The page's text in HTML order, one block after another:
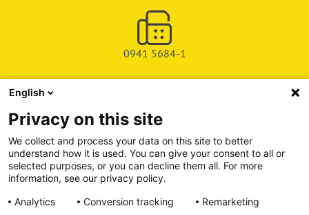
0941 5684-1
SHOP
SERVICE & SUPPORT
DEICHMAN-FUCHS VERLAG
English
Privacy on this site
We collect and process your data on this site to better
understand how it is used. You can give your consent to all or
selected purposes, or you can decline them all. For more
information, see our privacy policy.
Analytics
Conversion tracking Remarketing